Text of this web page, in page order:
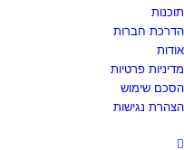
תוכנות
הדרכת חברות
אודות
מדיניות פרטיות
הסכם שימוש
הצהרת נגישות